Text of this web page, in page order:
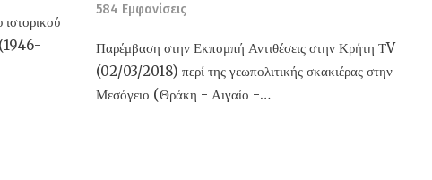
(1946-
584 Εμφανίσεις
Παρέμβαση στην Εκπομπή Αντιθέσεις στην Κρήτη ΤV
(02/03/2018) περί της γεωπολιτικής σκακιέρας στην
Μεσόγειο (Θράκη - Αιγαίο -…